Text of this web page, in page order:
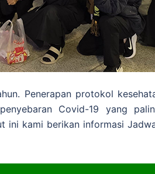
Penerapan protokol
Covid-19 yang
ini kami berikan informasi